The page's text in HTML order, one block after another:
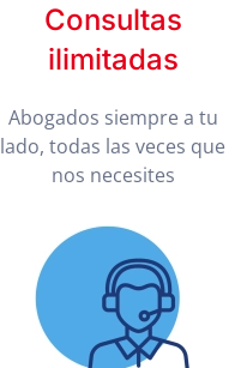
Consultas
ilimitadas
Abogados siempre a tu
lado, todas las veces que
nos necesites